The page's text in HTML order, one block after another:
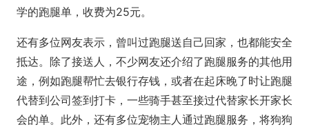
学的跑腿单，收费为25元。
还有多位网友表示，曾叫过跑腿送自己回家，也都能安全
抵达。除了接送人，不少网友还介绍了跑腿服务的其他用
途，例如跑腿帮忙去银行存钱，或者在起床晚了时让跑腿
代替到公司签到打卡，一些骑手甚至接过代替家长开家长
会的单。此外，还有多位宠物主人通过跑腿服务，将狗狗